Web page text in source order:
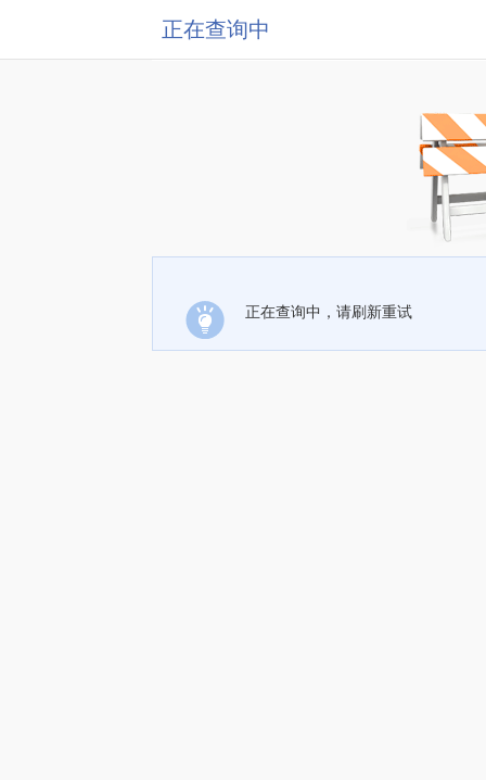
正在查询中
正在查询中，请刷新重试